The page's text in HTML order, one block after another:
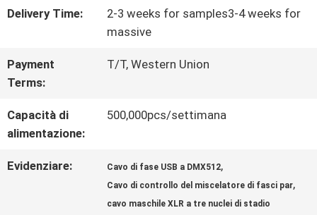
QUALITÀ
CONTATTACI
NOTIZIE
CASI
Delivery Time:
2-3 weeks for samples3-4 weeks for
massive
Payment
Terms:
T/T, Western Union
Capacità di
alimentazione:
500,000pcs/settimana
Evidenziare: Cavo di fase USB a DMX512,
Cavo di controllo del miscelatore di fasci par,
cavo maschile XLR a tre nuclei di stadio